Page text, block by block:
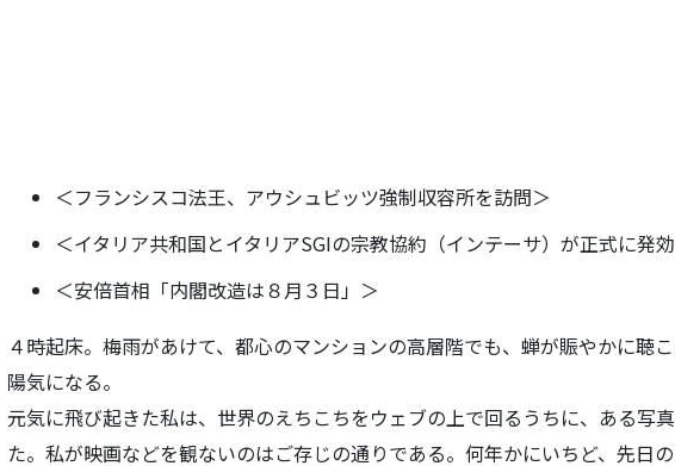
＜フランシスコ法王、アウシュビッツ強制収容所を訪問＞
＜イタリア共和国とイタリアSGIの宗教協約（インテーサ） が正式に発
＜安倍首相「内閣改造は８月３日」＞
４時起床。梅雨があけて、都心のマンションの高層階でも、 蝉が賑やかに聴
陽気になる。
元気に飛び起きた私は、 世界のえちこちをウェブの上で回るうちに、 ある写
た。 私が映画などを観ないのはご存じの通りである。何年かにいちど、 先日